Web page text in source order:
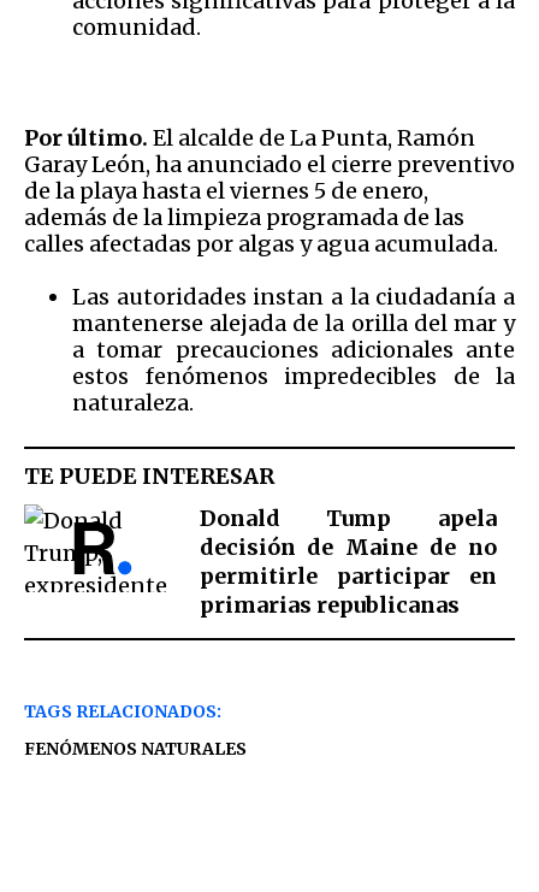
comunidad.
Por último. El alcalde de La Punta, Ramón
Garay León, ha anunciado el cierre preventivo
de la playa hasta el viernes 5 de enero,
además de la limpieza programada de las
calles afectadas por algas y agua acumulada.
Las autoridades instan a la ciudadanía a
mantenerse alejada de la orilla del mar y
a tomar precauciones adicionales ante
estos fenómenos impredecibles de la
naturaleza.
TE PUEDE INTERESAR
Donald Tump apela
decisión de Maine de no
permitirle participar en
primarias republicanas
TAGS RELACIONADOS:
FENÓMENOS NATURALES